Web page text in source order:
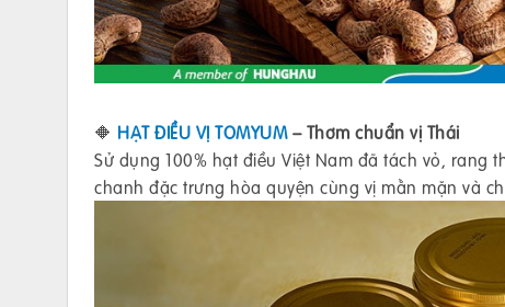
🔶 HẠT ĐIỀU VỊ TOMYUM– Thơm chuẩn vị Thái
Sử dụng 100% hạt điều Việt Nam đã tách vỏ, rang
chanh đặc trưng hòa quyện cùng vị mằn mặn và